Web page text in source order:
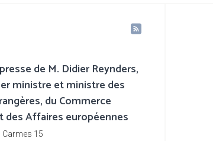
de M. Didier Reynders,
ministre et ministre des
du Commerce
des Affaires européennes
Carmes 15